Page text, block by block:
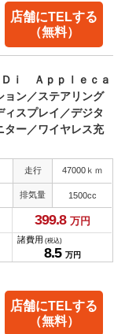
店舗にTELする
（無料）
ｉ Ａｐｐｌｅｃａ
ョン／ステアリング
スプレイ／デジタ
ター／ワイヤレス充
走行 47000ｋｍ
排気量 1500cc
399.8 万円
諸費用 (税込)
8.5 万円
店舗にTELする
（無料）